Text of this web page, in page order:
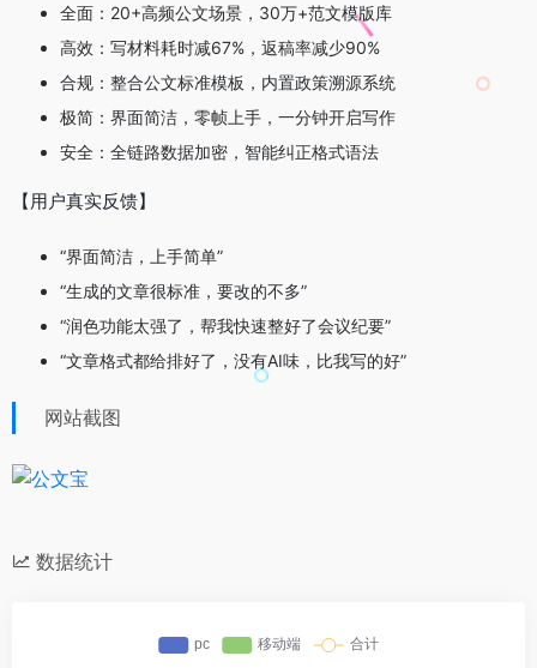
全面：20+高频公文场景，30万+范文模版库
高效：写材料耗时减67%，返稿率减少90%
合规：整合公文标准模板，内置政策溯源系统
极简：界面简洁，零帧上手，一分钟开启写作
安全：全链路数据加密，智能纠正格式语法
【用户真实反馈】
“界面简洁，上手简单”
“生成的文章很标准，要改的不多”
“润色功能太强了，帮我快速整好了会议纪要”
“文章格式都给排好了，没有AI味，比我写的好”
网站截图
数据统计